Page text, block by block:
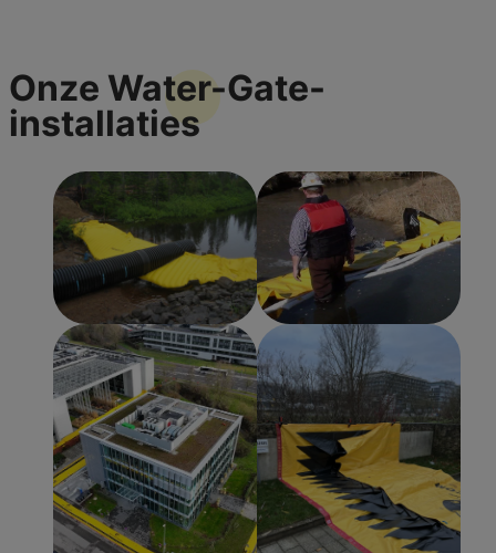
Onze Water-Gate-
installaties